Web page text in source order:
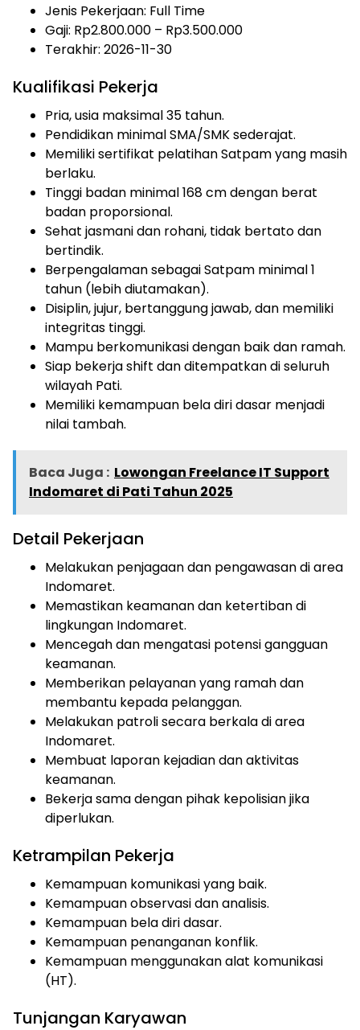
Jenis Pekerjaan: Full Time
Gaji: Rp2.800.000 – Rp3.500.000
Terakhir: 2026-11-30
Kualifikasi Pekerja
Pria, usia maksimal 35 tahun.
Pendidikan minimal SMA/SMK sederajat.
Memiliki sertifikat pelatihan Satpam yang masih
berlaku.
Tinggi badan minimal 168 cm dengan berat
badan proporsional.
Sehat jasmani dan rohani, tidak bertato dan
bertindik.
Berpengalaman sebagai Satpam minimal 1
tahun (lebih diutamakan).
Disiplin, jujur, bertanggung jawab, dan memiliki
integritas tinggi.
Mampu berkomunikasi dengan baik dan ramah.
Siap bekerja shift dan ditempatkan di seluruh
wilayah Pati.
Memiliki kemampuan bela diri dasar menjadi
nilai tambah.
Baca Juga : Lowongan Freelance IT Support
Indomaret di Pati Tahun 2025
Detail Pekerjaan
Melakukan penjagaan dan pengawasan di area
Indomaret.
Memastikan keamanan dan ketertiban di
lingkungan Indomaret.
Mencegah dan mengatasi potensi gangguan
keamanan.
Memberikan pelayanan yang ramah dan
membantu kepada pelanggan.
Melakukan patroli secara berkala di area
Indomaret.
Membuat laporan kejadian dan aktivitas
keamanan.
Bekerja sama dengan pihak kepolisian jika
diperlukan.
Ketrampilan Pekerja
Kemampuan komunikasi yang baik.
Kemampuan observasi dan analisis.
Kemampuan bela diri dasar.
Kemampuan penanganan konflik.
Kemampuan menggunakan alat komunikasi
(HT).
Tunjangan Karyawan